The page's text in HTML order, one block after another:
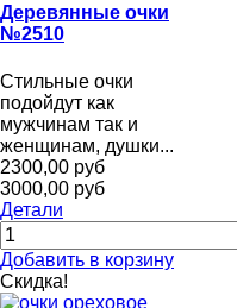
Деревянные очки
№2510
Стильные очки
подойдут как
мужчинам так и
женщинам, душки...
2300,00 руб
3000,00 руб
Детали
Добавить в корзину
Скидка!